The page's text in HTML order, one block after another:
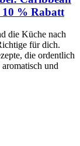
10 % Rabatt
die Küche nach
für dich.
die ordentlich
und